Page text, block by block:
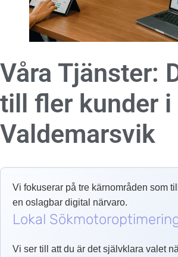
Våra Tjänster:
till fler kunder i
Valdemarsvik
Vi fokuserar på tre kärnområden som
en oslagbar digital närvaro.
Lokal
Vi ser till att du är det självklara valet